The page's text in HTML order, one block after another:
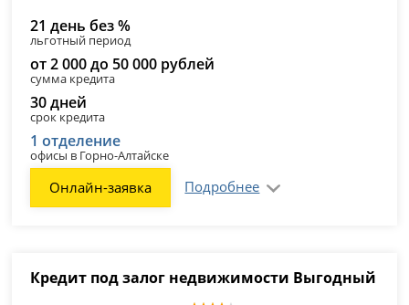
21 день без %
льготный период
от 2 000 до 50 000 рублей
сумма кредита
30 дней
срок кредита
1 отделение
офисы в Горно-Алтайске
Онлайн-заявка Подробнее
Кредит под залог недвижимости Выгодный